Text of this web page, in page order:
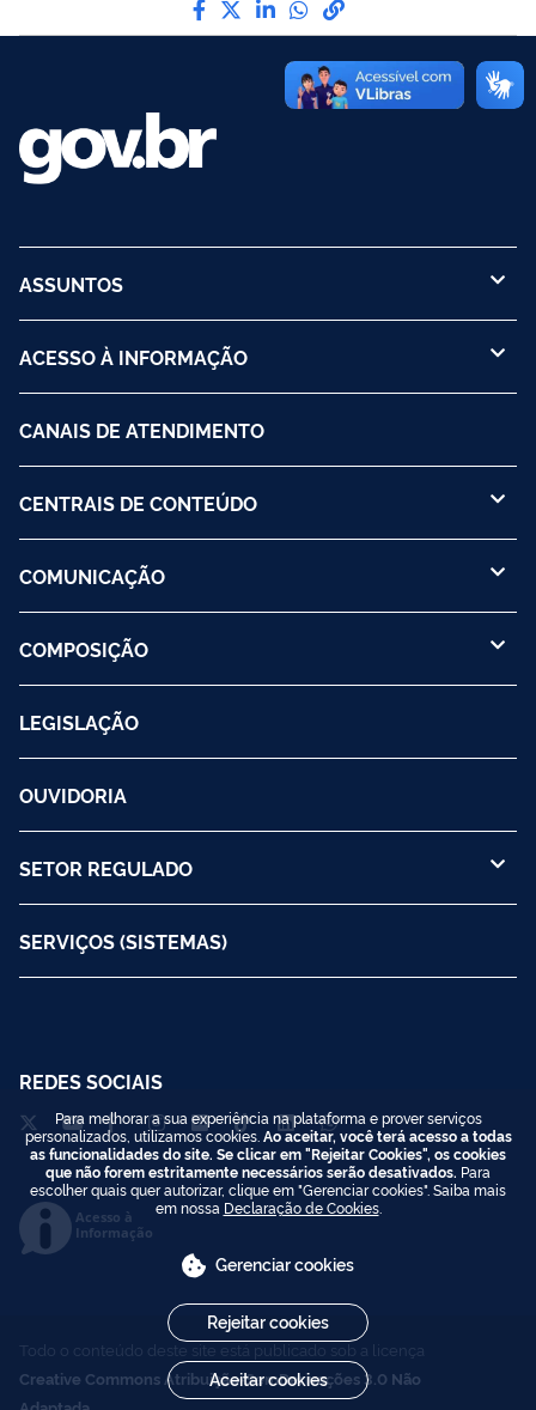
ASSUNTOS
ACESSO À INFORMAÇÃO
CANAIS DE ATENDIMENTO
CENTRAIS DE CONTEÚDO
COMUNICAÇÃO
COMPOSIÇÃO
LEGISLAÇÃO
OUVIDORIA
SETOR REGULADO
SERVIÇOS (SISTEMAS)
REDES SOCIAIS
Acesso à
Informação
Todo o conteúdo deste site está publicado sob a licença
Creative Commons Atribuição-SemDerivações 3.0 Não
Para melhorar a sua experiência na plataforma e prover serviços
personalizados, utilizamos cookies. Ao aceitar, você terá acesso a todas
as funcionalidades do site. Se clicar em "Rejeitar Cookies", os cookies
que não forem estritamente necessários serão desativados. Para
escolher quais quer autorizar, clique em "Gerenciar cookies". Saiba mais
em nossa Declaração de Cookies.
Gerenciar cookies
Rejeitar cookies
Aceitar cookies